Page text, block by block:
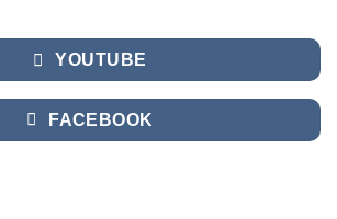
YOUTUBE
FACEBOOK